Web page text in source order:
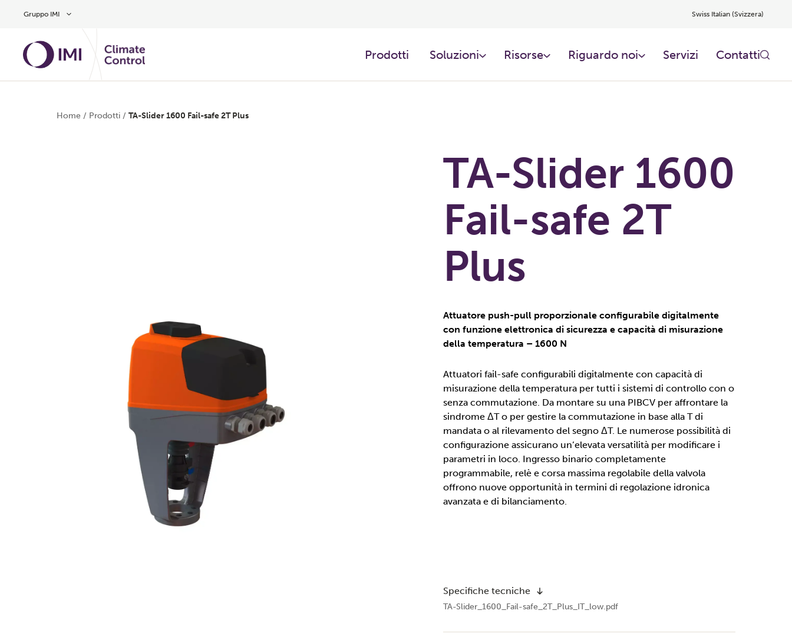
Gruppo IMI Swiss Italian (Svizzera)
Prodotti ​ Soluzioni Risorse Riguardo noi​ Servizi Contatti
Home / Prodotti / TA-Slider 1600 Fail-safe 2T Plus
TA-Slider 1600
Fail-safe 2T
Plus
Attuatore push-pull proporzionale configurabile digitalmente
con funzione elettronica di sicurezza e capacità di misurazione
della temperatura – 1600 N
Attuatori fail-safe configurabili digitalmente con capacità di
misurazione della temperatura per tutti i sistemi di controllo con o
senza commutazione. Da montare su una PIBCV per affrontare la
sindrome ΔT o per gestire la commutazione in base alla T di
mandata o al rilevamento del segno ΔT. Le numerose possibilità di
configurazione assicurano un’elevata versatilità per modificare i
parametri in loco. Ingresso binario completamente
programmabile, relè e corsa massima regolabile della valvola
offrono nuove opportunità in termini di regolazione idronica
avanzata e di bilanciamento.
Specifiche tecniche
TA-Slider_1600_Fail-safe_2T_Plus_IT_low.pdf